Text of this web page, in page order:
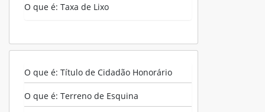
O que é: Taxa de Lixo
O que é: Título de Cidadão Honorário
O que é: Terreno de Esquina